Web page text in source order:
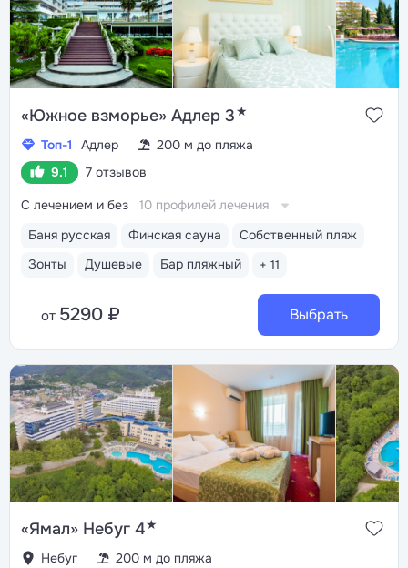
«Южное взморье» Адлер 3★
Топ-1 Адлер
200 м до пляжа
9.1
7 отзывов
Баня русская Финская сауна
Собственный пляж
Зонты
Душевые Бар пляжный + 11
С лечением и без 10 профилей лечения
от 5290 ₽ Выбрать
«Ямал» Небуг 4★
Небуг 200 м до пляжа